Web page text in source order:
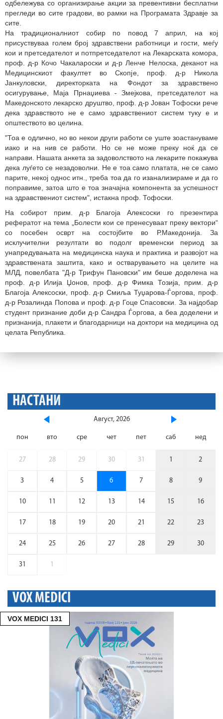
одбележува со организирање акции за превентивни бесплатни
прегледи во сите градови, во рамки на Програмата Здравје за
сите.
На традиционалниот собир по повод 7 април, на кој
присуствуваа голем број здравствени работници и гости, меѓу
кои и претседателот и потпретседателот на Лекарската комора,
проф. д-р Кочо Чакалароски и д-р Ленче Нелоска, деканот на
Медицинскиот факултет во Скопје, проф. д-р Никола
Јанкуловски, директорката на Фондот за здравствено
осигурување, Маја Прнаџиева - Змејкова, претседателот на
Македонското лекарско друштво, проф. д-р Јован Тофоски рече
дека здравството не е само здравствениот систем туку е и
општеството во целина.
"Тоа е одлично, но во некои други работи се уште зоастануваме
иако и на нив се работи. Но се не може преку ноќ да се
направи. Нашата анкета за задоволството на лекарите покажува
дека луѓето се незадоволни. Не е тоа само платата, не се само
парите, некој однос итн., треба тоа да го изанализираме и да го
поправиме, затоа што е тоа значајна компонента за успешност
на здравствениот систем", истакна проф. Тофоски.
На собирот прим. д-р Благоја Алексоски го презентира
рефератот на тема „Болести кои се пренесуваат преку вектори“
со посебен осврт на состојбите во Р.Македонија. За
исклучителни резултати во подолг временски период за
унапредувањата на медицинска наука и практика и развојот на
здравствената заштита, како и остварувањето на целите на
МЛД, повелбата "Д-р Трифун Пановски" им беше доделена на
проф. д-р Илија Џонов, проф. д-р Фимка Тозија, прим. д-р
Благоја Алексоски, проф. д-р Смиља Туџарова-Ѓоргова, проф.
д-р Розалинда Попова и проф. д-р Гоце Спасовски. За најдобар
студент признание доби д-р Сандра Ѓоргова, а беа доделени и
признанија, плакети и благодарници на доктори на медицина од
целата Република.
НАСТАНИ
Август, 2026
пон вто сре чет пет саб нед
27 28 29 30 31 1 2
3 4 5 6 7 8 9
10 11 12 13 14 15 16
17 18 19 20 21 22 23
24 25 26 27 28 29 30
31 1
VOX MEDICI
VOX MEDICI 131